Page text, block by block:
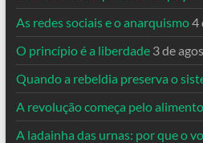
As redes sociais e o anarquismo4
O princípio é a liberdade 3 de
Quando a rebeldia preserva o
A revolução começa pelo alimento
A ladainha das urnas: por que o